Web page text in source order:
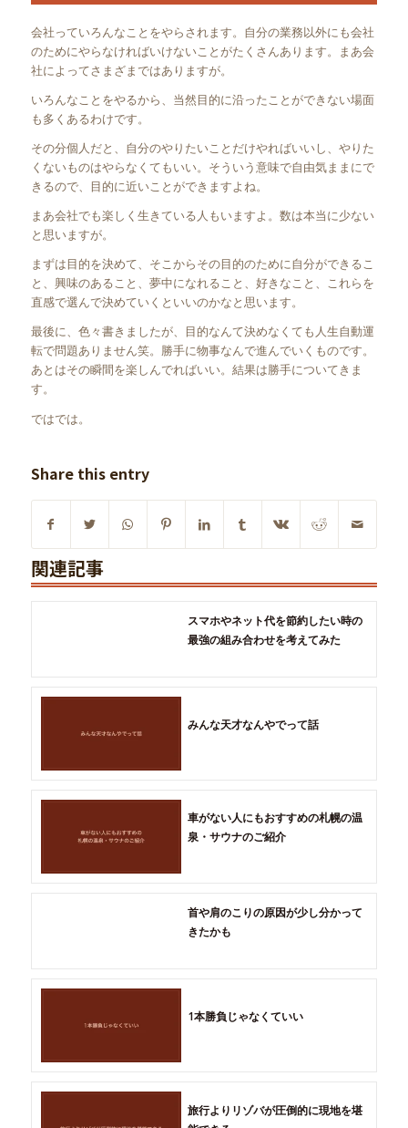
会社っていろんなことをやらされます。自分の業務以外にも会社
のためにやらなければいけないことがたくさんあります。まあ会
社によってさまざまではありますが。
いろんなことをやるから、当然目的に沿ったことができない場面
も多くあるわけです。
その分個人だと、自分のやりたいことだけやればいいし、やりた
くないものはやらなくてもいい。そういう意味で自由気ままにで
きるので、目的に近いことができますよね。
まあ会社でも楽しく生きている人もいますよ。数は本当に少ない
と思いますが。
まずは目的を決めて、そこからその目的のために自分ができるこ
と、興味のあること、夢中になれること、好きなこと、これらを
直感で選んで決めていくといいのかなと思います。
最後に、色々書きましたが、目的なんて決めなくても人生自動運
転で問題ありません笑。勝手に物事なんで進んでいくものです。
あとはその瞬間を楽しんでればいい。結果は勝手についてきま
す。
ではでは。
Share this entry
関連記事
スマホやネット代を節約したい時の
最強の組み合わせを考えてみた
みんな天才なんやでって話
車がない人にもおすすめの札幌の温
泉・サウナのご紹介
首や肩のこりの原因が少し分かって
きたかも
1本勝負じゃなくていい
旅行よりリゾバが圧倒的に現地を堪